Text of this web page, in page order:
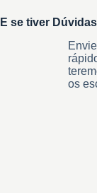
E se tiver
os